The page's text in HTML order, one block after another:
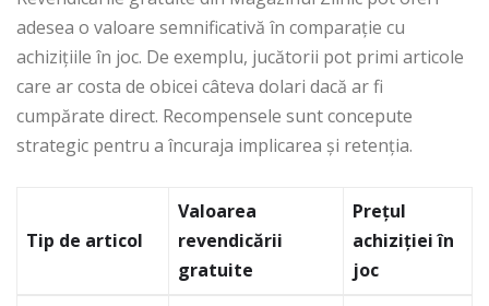
adesea o valoare semnificativă în comparație cu
achizițiile în joc. De exemplu, jucătorii pot primi articole
care ar costa de obicei câteva dolari dacă ar fi
cumpărate direct. Recompensele sunt concepute
strategic pentru a încuraja implicarea și retenția.
Tip de articol
Valoarea
revendicării
gratuite
Prețul
achiziției în
joc